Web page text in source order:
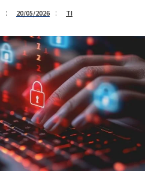
20/05/2026 TI